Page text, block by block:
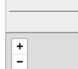
+
−